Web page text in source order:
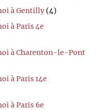
à Gentilly (4)
à Paris 4e
à Charenton-le-Pont
à Paris 14e
à Paris 6e